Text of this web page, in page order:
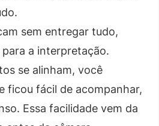
sem entregar tudo,
a interpretação.
se alinham, você
ficou fácil de acompanhar,
Essa facilidade vem da